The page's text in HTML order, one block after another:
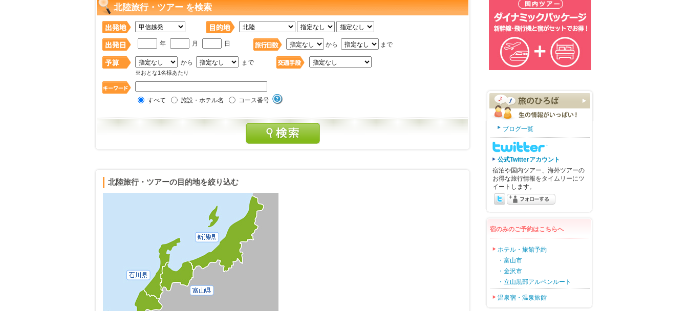
北陸旅行・ツアー を検索
年 月 日 から まで
から まで
※おとな1名様あたり
すべて 施設・ホテル名 コース番号
北陸旅行・ツアーの目的地を絞り込む
ブログ一覧
公式Twitterアカウント
宿泊や国内ツアー、海外ツアーの
お得な旅行情報をタイムリーにツ
イートします。
宿のみのご予約はこちらへ
ホテル・旅館予約
・富山市
・金沢市
・立山黒部アルペンルート
温泉宿・温泉旅館